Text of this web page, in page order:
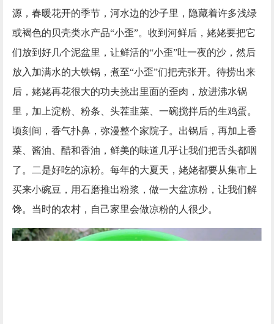
源，春暖花开的季节，河水边的沙子里，隐藏着许多浅绿
或褐色的贝壳类水产品“小歪”。收到河鲜后，姥姥要把它
们放到好几个泥盆里，让鲜活的“小歪”吐一夜的沙，然后
放入加满水的大铁锅，煮至“小歪”们把壳张开。待捞出来
后，姥姥再花很大的功夫挑出里面的歪肉，放进沸水锅
里，加上淀粉、粉条、头茬韭菜、一碗搅拌后的生鸡蛋。
顷刻间，香气扑鼻，弥漫整个家院子。出锅后，再加上香
菜、酱油、醋和香油，鲜美的味道几乎让我们把舌头都咽
了。二是好吃的凉粉。每年的大夏天，姥姥都要从集市上
买来小豌豆，用石磨推出粉浆，做一大盆凉粉，让我们解
馋。当时的农村，自己家里会做凉粉的人很少。